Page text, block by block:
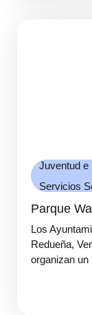
Juventud e
Servicios
Parque
Los
Redueña,
organizan un